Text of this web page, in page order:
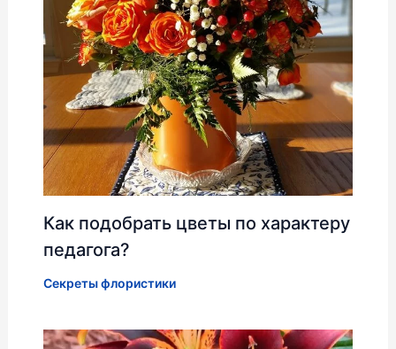
Как подобрать цветы по характеру
педагога?
Секреты флористики